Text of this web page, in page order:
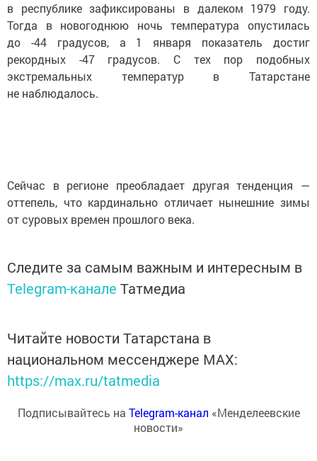
в республике зафиксированы в далеком 1979 году.
Тогда в новогоднюю ночь температура опустилась
до -44 градусов, а 1 января показатель достиг
рекордных -47 градусов. С тех пор подобных
экстремальных температур в Татарстане
не наблюдалось.
Сейчас в регионе преобладает другая тенденция —
оттепель, что кардинально отличает нынешние зимы
от суровых времен прошлого века.
Следите за самым важным и интересным в
Telegram-канале Татмедиа
Читайте новости Татарстана в
национальном мессенджере MАХ:
https://max.ru/tatmedia
Подписывайтесь на Telegram-канал «Менделеевские
новости»